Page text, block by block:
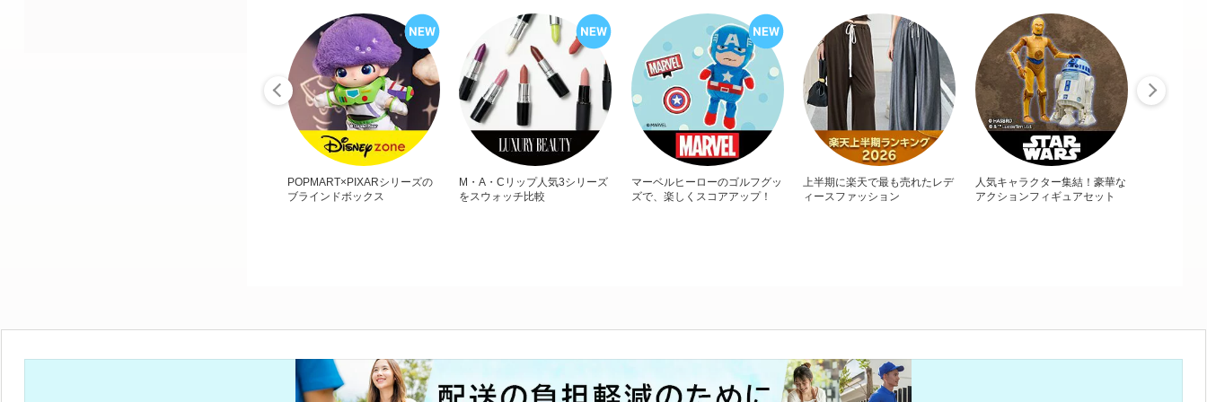
POPMART×PIXARシリーズの
ブラインドボックス
M・A・Cリップ人気3シリーズ
をスウォッチ比較
マーベルヒーローのゴルフグッ
ズで、楽しくスコアアップ！
上半期に楽天で最も売れたレデ
ィースファッション
人気キャラクター集結！豪華な
アクションフィギュアセット